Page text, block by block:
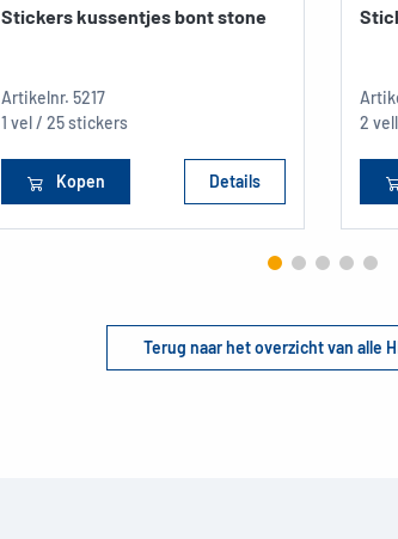
Stickers kussentjes bont stone
Artikelnr. 5217
1 vel / 25 stickers
Kopen Details
2
Terug naar het overzicht van alle